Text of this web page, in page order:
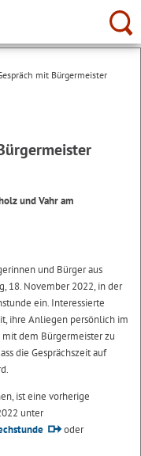
mit Bürgermeister
und Vahr am
und Bürger aus
18. November 2022, in der
ein. Interessierte
ihre Anliegen persönlich im
dem Bürgermeister zu
die Gesprächszeit auf
ist eine vorherige
unter
oder